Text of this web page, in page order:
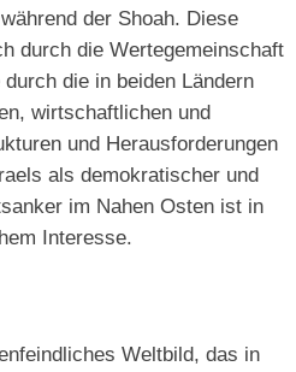
der Shoah. Diese
durch die Wertegemeinschaft
die in beiden Ländern
wirtschaftlichen und
und Herausforderungen
als demokratischer und
im Nahen Osten ist in
Interesse.
Weltbild, das in